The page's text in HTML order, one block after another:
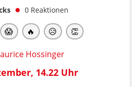
0 Reaktionen
😱 🔥 😥 👏
Hossinger
14.22 Uhr